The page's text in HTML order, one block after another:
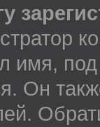
имя,
Он